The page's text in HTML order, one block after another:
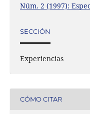
Núm. 2 (1997):
SECCIÓN
Experiencias
CÓMO CITAR